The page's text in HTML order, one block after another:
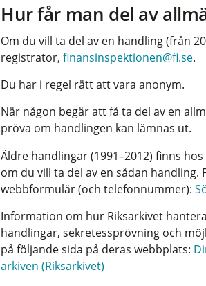
Hur får man del av
Om du vill ta del av en handling (från
registrator,finansinspektionen@fi.se.
Du har i regel rätt att vara anonym.
När någon begär att få ta del av en
pröva om handlingen kan lämnas ut.
Äldre handlingar (1991–2012) finns
om du vill ta del av en sådan
webbformulär (och telefonnummer):
Information om hur Riksarkivet
handlingar, sekretessprövning och
på följande sida på deras webbplats:
arkiven (Riksarkivet)